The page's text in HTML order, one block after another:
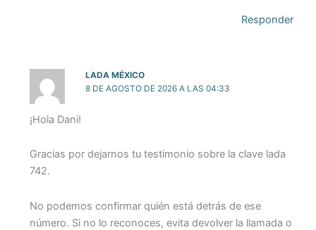
Responder
LADA MÉXICO
8 DE AGOSTO DE 2026 A LAS 04:33
¡Hola Dani!
Gracias por dejarnos tu testimonio sobre la clave lada
742.
No podemos confirmar quién está detrás de ese
número. Si no lo reconoces, evita devolver la llamada o